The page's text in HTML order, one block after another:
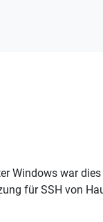
Windows war
für SSH von